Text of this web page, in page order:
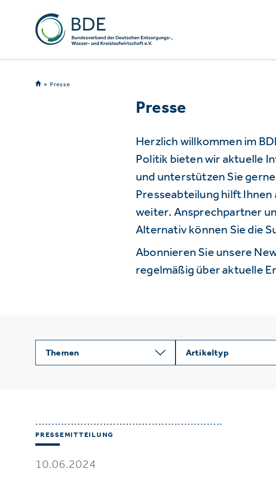
Presse
Presse
Herzlich willkommen im
Politik bieten wir aktuelle
und unterstützen Sie
Presseabteilung hilft Ihnen
weiter. Ansprechpartner
Alternativ können Sie die
Abonnieren Sie unsere
regelmäßig über aktuelle
Themen Artikeltyp
PRESSEMITTEILUNG
10.06.2024